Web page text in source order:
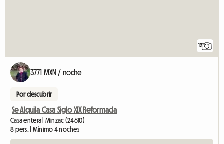
12
3771 MXN / noche
Por descubrir
Se Alquila Casa Siglo XIX Reformada
Casa entera | Minzac (24610)
8 pers. | Mínimo 4 noches